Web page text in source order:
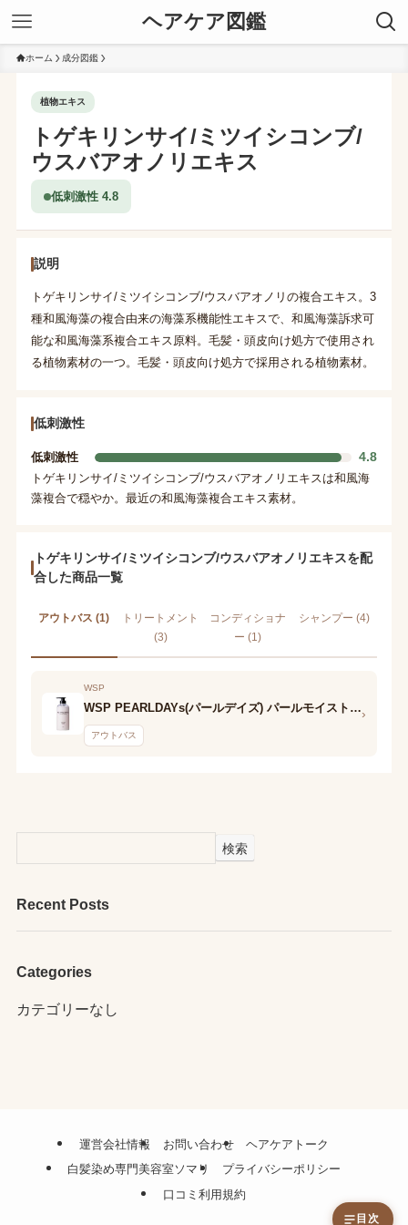
ヘアケア図鑑
ホーム 成分図鑑
植物エキス
トゲキリンサイ/ミツイシコンブ/
ウスバアオノリエキス
低刺激性 4.8
説明
トゲキリンサイ/ミツイシコンブ/ウスバアオノリの複合エキス。3
種和風海藻の複合由来の海藻系機能性エキスで、和風海藻訴求可
能な和風海藻系複合エキス原料。毛髪・頭皮向け処方で使用され
る植物素材の一つ。毛髪・頭皮向け処方で採用される植物素材。
低刺激性
低刺激性 4.8
トゲキリンサイ/ミツイシコンブ/ウスバアオノリエキスは和風海
藻複合で穏やか。最近の和風海藻複合エキス素材。
トゲキリンサイ/ミツイシコンブ/ウスバアオノリエキスを配
合した商品一覧
アウトバス (1)
トリートメント
(3)
コンディショナ
ー (1)
シャンプー (4)
WSP
WSP PEARLDAYs(パールデイズ) パールモイスト ヘアオイル
アウトバス
›
検索
Recent Posts
Categories
カテゴリーなし
運営会社情報 お問い合わせ
ヘアケアトーク
白髪染め専門美容室ソマリ
プライバシーポリシー
口コミ利用規約
目次